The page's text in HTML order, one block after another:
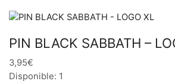
PIN BLACK SABBATH –
3,95€
Disponible: 1